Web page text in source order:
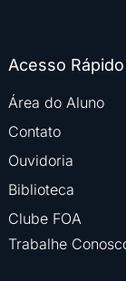
Acesso Rápido
Área do Aluno
Contato
Ouvidoria
Biblioteca
Clube FOA
Trabalhe